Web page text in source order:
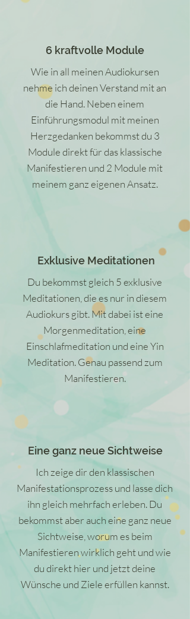
6 kraftvolle Module
Wie in all meinen Audiokursen
nehme ich deinen Verstand mit an
die Hand. Neben einem
Einführungsmodul mit meinen
Herzgedanken bekommst du 3
Module direkt für das klassische
Manifestieren und 2 Module mit
meinem ganz eigenen Ansatz.
Exklusive Meditationen
Du bekommst gleich 5 exklusive
Meditationen, die es nur in diesem
Audiokurs gibt. Mit dabei ist eine
Morgenmeditation, eine
Einschlafmeditation und eine Yin
Meditation. Genau passend zum
Manifestieren.
Eine ganz neue Sichtweise
Ich zeige dir den klassischen
Manifestationsprozess und lasse dich
ihn gleich mehrfach erleben. Du
bekommst aber auch eine ganz neue
Sichtweise, worum es beim
Manifestieren wirklich geht und wie
du direkt hier und jetzt deine
Wünsche und Ziele erfüllen kannst.